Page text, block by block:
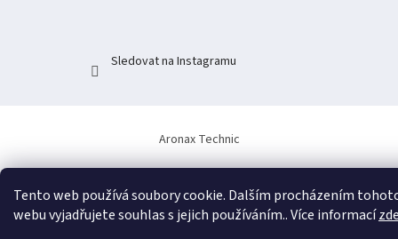
Tento web používá soubory cookie. Dalším procházením
webu vyjadřujete souhlas s jejich používáním.. Více informací
Sledovat na Instagramu
Aronax Technic